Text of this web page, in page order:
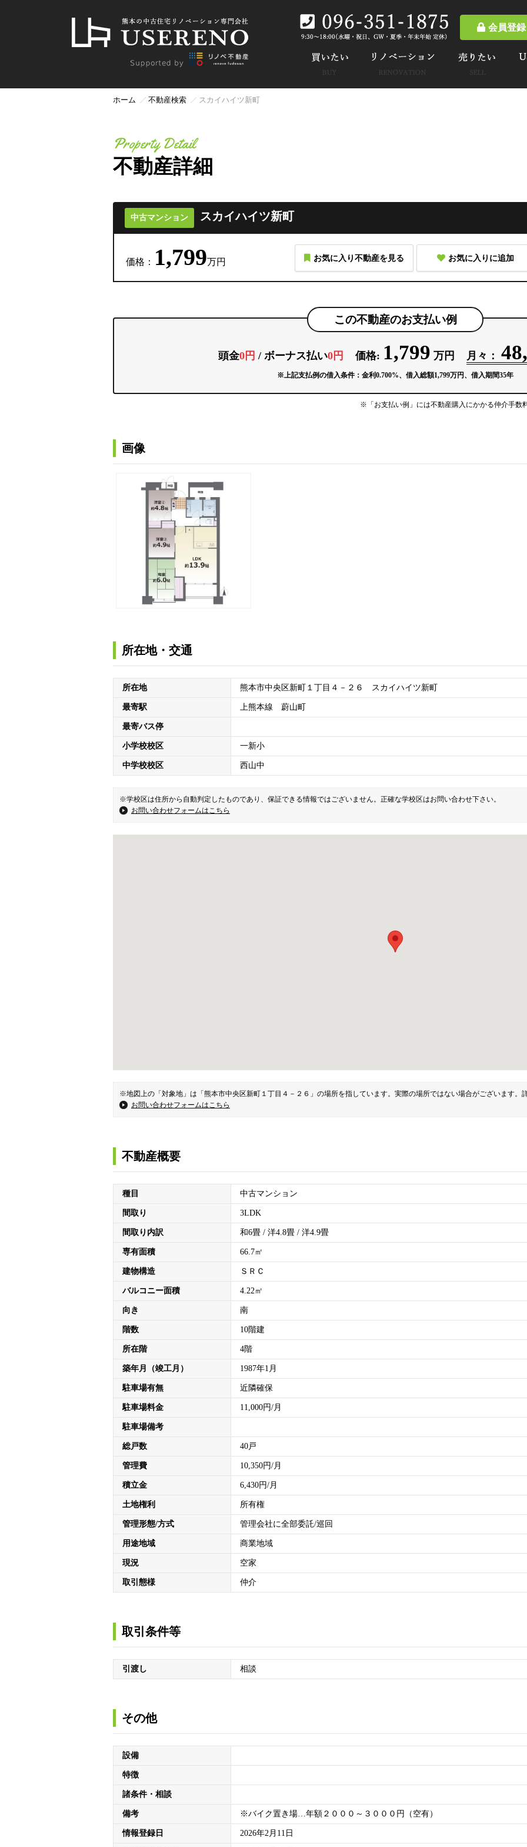
会員登録
ホーム 不動産検索 スカイハイツ新町
不動産詳細
Property Detail
中古マンション スカイハイツ新町
価格： 1,799万円 お気に入り不動産を見る お気に入りに追加
この不動産のお支払い例
頭金0円 / ボーナス払い0円 価格: 1,799 万円 月々：
※上記支払例の借入条件：金利0.700%、借入総額1,799万円、借入期間35年
※「お支払い例」には不動産購入にかかる仲介手数
画像
所在地・交通
所在地 熊本市中央区新町１丁目４－２６ スカイハイツ新町
最寄駅 上熊本線 蔚山町
最寄バス停
小学校校区 一新小
中学校校区 西山中
※学校区は住所から自動判定したものであり、保証できる情報ではございません。正確な学校区はお問い合わせ下さい。
お問い合わせフォームはこちら
※地図上の「対象地」は「熊本市中央区新町１丁目４－２６」の場所を指しています。実際の場所ではない場合がございます。
お問い合わせフォームはこちら
不動産概要
種目 中古マンション
間取り 3LDK
間取り内訳 和6畳 / 洋4.8畳 / 洋4.9畳
専有面積 66.7㎡
建物構造 ＳＲＣ
バルコニー面積 4.22㎡
向き 南
階数 10階建
所在階 4階
築年月（竣工月） 1987年1月
駐車場有無 近隣確保
駐車場料金 11,000円/月
駐車場備考
総戸数 40戸
管理費 10,350円/月
積立金 6,430円/月
土地権利 所有権
管理形態/方式 管理会社に全部委託/巡回
用途地域 商業地域
現況 空家
取引態様 仲介
取引条件等
引渡し 相談
その他
設備
特徴
諸条件・相談
備考 ※バイク置き場…年額２０００～３０００円（空有）
情報登録日 2026年2月11日